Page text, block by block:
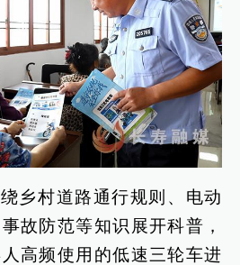
乡村道路通行规则、电动
故防范等知识展开科普，
高频使用的低速三轮车进